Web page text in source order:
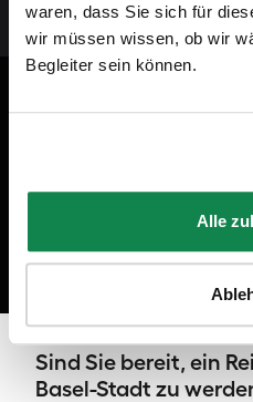
waren, dass Sie sich für
wir müssen wissen, ob wir
Begleiter sein können.
Alle
Andreas Schollin-Borg, CEO
Mit uns macht
Sind Sie bereit, ein
Basel-Stadt zu